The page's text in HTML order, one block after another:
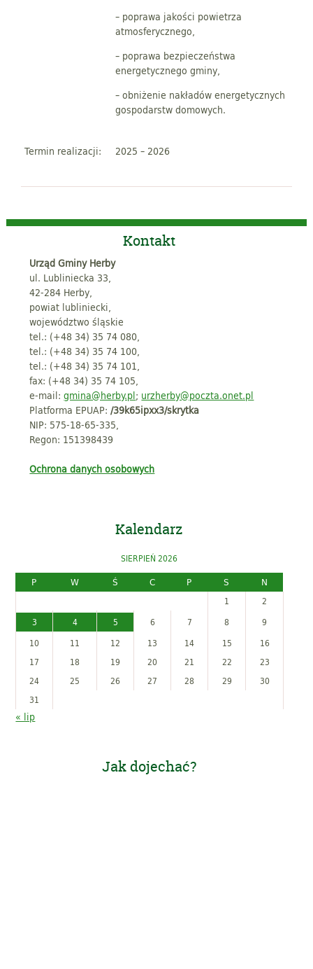
– poprawa jakości powietrza
atmosferycznego,
– poprawa bezpieczeństwa
energetycznego gminy,
– obniżenie nakładów energetycznych
gospodarstw domowych.
Termin realizacji: 2025 – 2026
Kontakt
Urząd Gminy Herby
ul. Lubliniecka 33,
42-284 Herby,
powiat lubliniecki,
województwo śląskie
tel.: (+48 34) 35 74 080,
tel.: (+48 34) 35 74 100,
tel.: (+48 34) 35 74 101,
fax: (+48 34) 35 74 105,
e-mail:gmina@herby.pl; urzherby@poczta.onet.pl
Platforma EPUAP:/39k65ipxx3/skrytka
NIP: 575-18-65-335,
Regon: 151398439
Ochrona danych osobowych
Kalendarz
SIERPIEŃ 2026
P
W Ś C P S
N
1
2
3
4 5 6 7 8
9
10
11 12 13 14 15
16
17
18 19 20 21 22
23
24
25 26 27 28 29
30
31
« lip
Jak dojechać?